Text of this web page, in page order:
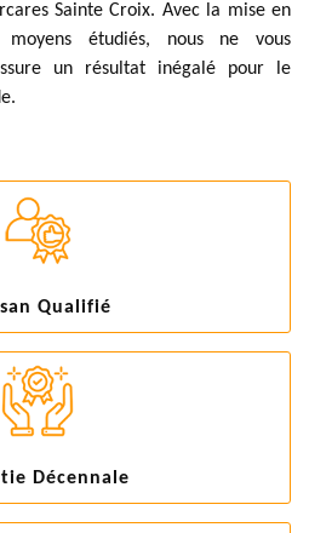
Sainte Croix. Avec la mise en
moyens étudiés, nous ne vous
un résultat inégalé pour le
Qualifié
Décennale